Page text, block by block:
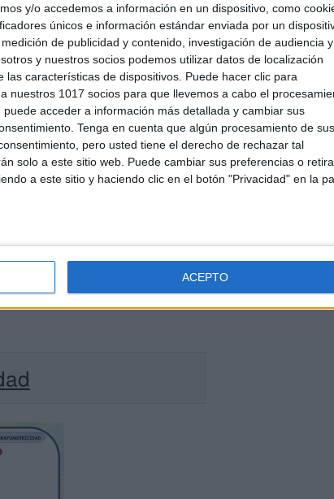
y/o accedemos a información en un dispositivo, como
únicos e información estándar enviada por un
de publicidad y contenido, investigación de audiencia y
y nuestros socios podemos utilizar datos de localización
características de dispositivos. Puede hacer clic para
nuestros 1017 socios para que llevemos a cabo el
acceder a información más detallada y cambiar sus
Tenga en cuenta que algún procesamiento de sus
pero usted tiene el derecho de rechazar tal
solo a este sitio web. Puede cambiar sus preferencias o
a este sitio y haciendo clic en el botón "Privacidad" en la
ACEPTO
con animales